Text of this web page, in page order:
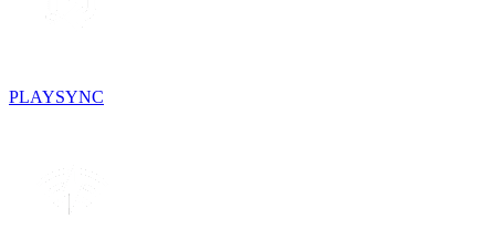
PLAYSYNC